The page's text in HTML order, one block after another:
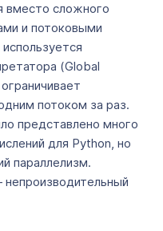
вместо сложного
и потоковыми
(Global
потоком за раз.
представлено много
для Python, но
параллелизм.